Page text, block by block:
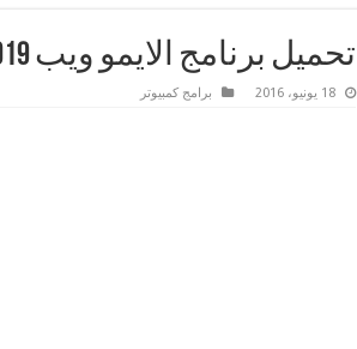
تحميل برنامج الايمو ويب 2019 Imo Web Pc
18 يونيو، 2016 برامج كمبيوتر